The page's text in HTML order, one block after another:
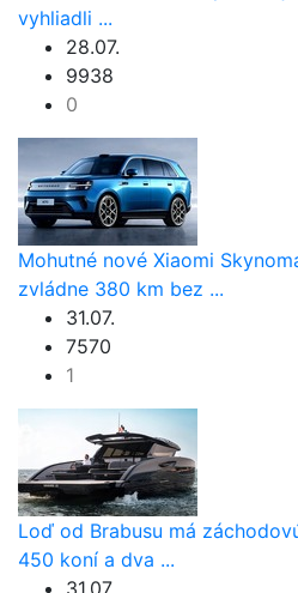
vyhliadli ...
28.07.
9938
0
Mohutné nové Xiaomi
zvládne 380 km bez ...
31.07.
7570
1
Loď od Brabusu má
450 koní a dva ...
31.07.